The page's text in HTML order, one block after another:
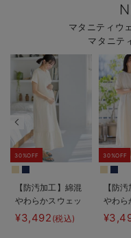
マタニティウ
マタニテ
30%OFF
【防汚加工】綿混
やわらかスウェッ
ト半袖ティアード
ネグリジェ マタ
¥3,492 (税込)
30%OFF
【防
やわら
ト半袖
ピー